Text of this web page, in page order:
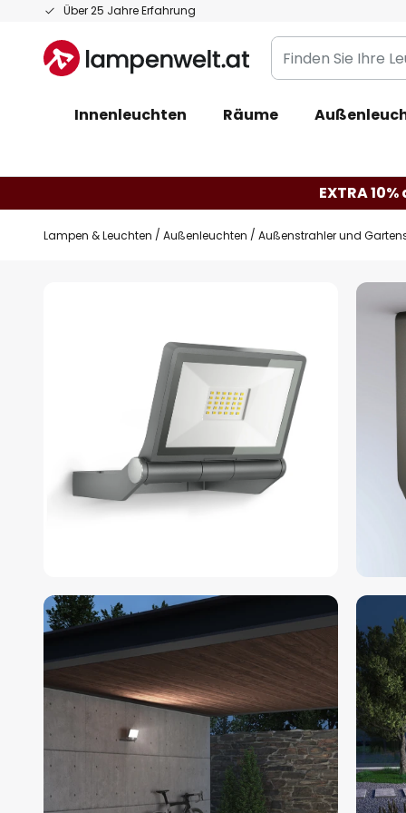
Über 25 Jahre Erfahrung
Zum
springen
Finden
Sie
Leuchte...
Innenleuchten Räume
EXTRA
Lampen & Leuchten Außenleuchten Außenstrahler und